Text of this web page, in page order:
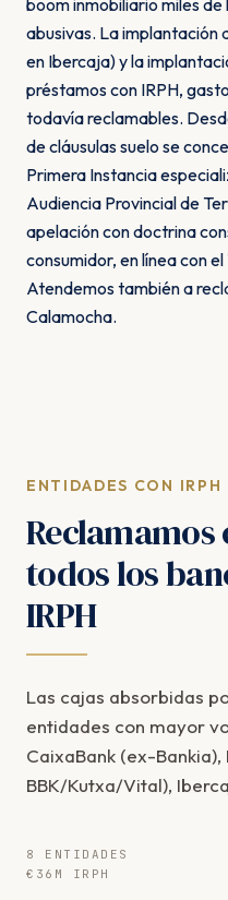
abusivas. La implantación
en Ibercaja) y la
préstamos con IRPH,
todavía reclamables.
de cláusulas suelo se
Primera Instancia
Audiencia Provincial de
apelación con doctrina
consumidor, en línea con
Atendemos también a
Calamocha.
ENTIDADES CON IRPH
todos los
IRPH
Las cajas absorbidas
entidades con mayor
CaixaBank (ex-
BBK/Kutxa/Vital),
8 ENTIDADES
€36M IRPH